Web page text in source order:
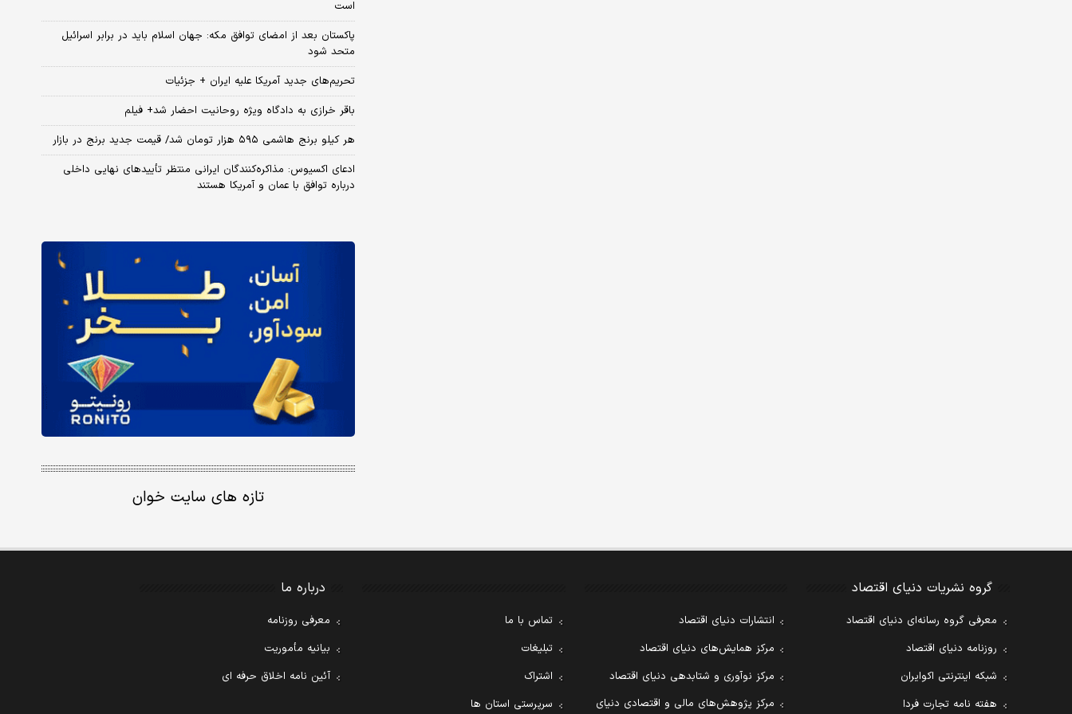
است
پاکستان بعد از امضای توافق مکه: جهان اسلام باید در برابر اسرائیل
متحد شود
تحریم‌های جدید آمریکا علیه ایران + جزئیات
باقر خرازی به دادگاه ویژه روحانیت احضار شد+ فیلم
هر کیلو برنج هاشمی ۵۹۵ هزار تومان شد/ قیمت جدید برنج در بازار
ادعای اکسیوس: مذاکره‌کنندگان ایرانی منتظر تأییدهای نهایی داخلی
درباره توافق با عمان و آمریکا هستند
تازه های سایت خوان
گروه نشریات دنیای اقتصاد
معرفی گروه رسانه‌ای دنیای اقتصاد
روزنامه دنیای اقتصاد
شبکه اینترنتی اکوایران
هفته نامه تجارت فردا
انتشارات دنیای اقتصاد
مرکز همایش‌های دنیای اقتصاد
مرکز نوآوری و شتابدهی دنیای اقتصاد
مرکز پژوهش‌های مالی و اقتصادی دنیای
تماس با ما
تبلیغات
اشتراک
سرپرستی استان ها
درباره ما
معرفی روزنامه
بیانیه مأموریت
آئین نامه اخلاق حرفه ای